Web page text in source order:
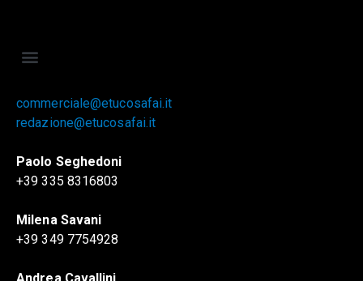
commerciale@etucosafai.it
redazione@etucosafai.it
Paolo Seghedoni
+39 335 8316803
Milena Savani
+39 349 7754928